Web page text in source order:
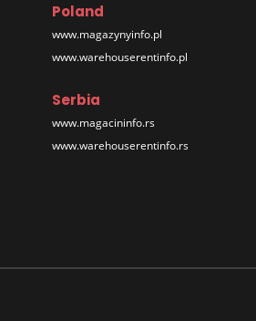
Poland
www.magazynyinfo.pl
www.warehouserentinfo.pl
Serbia
www.magacininfo.rs
www.warehouserentinfo.rs